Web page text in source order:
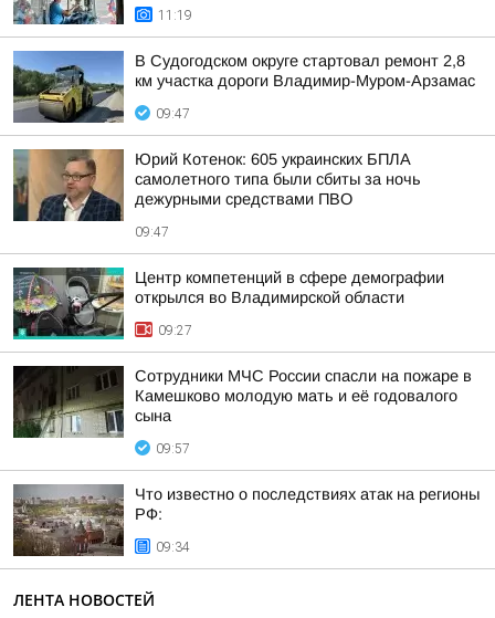
11:19
В Судогодском округе стартовал ремонт 2,8
км участка дороги Владимир-Муром-Арзамас
09:47
Юрий Котенок: 605 украинских БПЛА
самолетного типа были сбиты за ночь
дежурными средствами ПВО
09:47
Центр компетенций в сфере демографии
открылся во Владимирской области
09:27
Сотрудники МЧС России спасли на пожаре в
Камешково молодую мать и её годовалого
сына
09:57
Что известно о последствиях атак на регионы
РФ:
09:34
ЛЕНТА НОВОСТЕЙ